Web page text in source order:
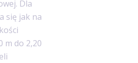
Dla
się jak na
m do 2,20